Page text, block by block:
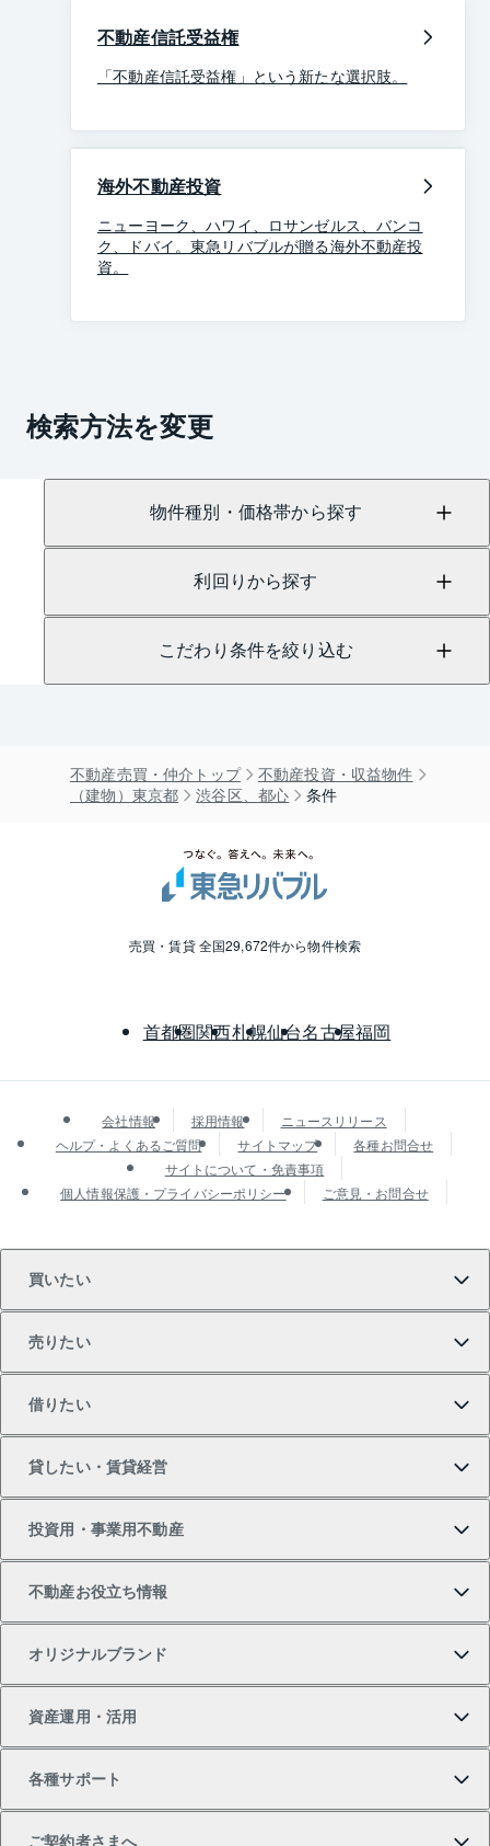
不動産信託受益権
「不動産信託受益権」という新たな選択肢。
海外不動産投資
ニューヨーク、ハワイ、ロサンゼルス、バンコ
ク、ドバイ。東急リバブルが贈る海外不動産投
資。
検索方法を変更
物件種別・価格帯から探す
利回りから探す
こだわり条件を絞り込む
不動産売買・仲介トップ
不動産投資・収益物件
（建物）東京都
渋谷区、都心 条件
売買・賃貸 全国29,672件から物件検索
首都圏関西札幌仙台名古屋福岡
会社情報 採用情報
ニュースリリース
ヘルプ・よくあるご質問
サイトマップ
各種お問合せ
サイトについて・免責事項
個人情報保護・プライバシーポリシー
ご意見・お問合せ
買いたい
新築・分譲マンションの購入
中古マンションの購入
売りたい
マンションの売却・査定
一戸建ての売却・査定
借りたい
借りたいTOP
物件を借りる
貸したい・賃貸経営
貸したいTOP
投資用・事業用不動産
不動産お役立ち情報
オリジナルブランド
一棟リノベーションマンション L`GENTE（ルジェン
テ）
資産運用・活用
各種サポート
ご契約者さまへ